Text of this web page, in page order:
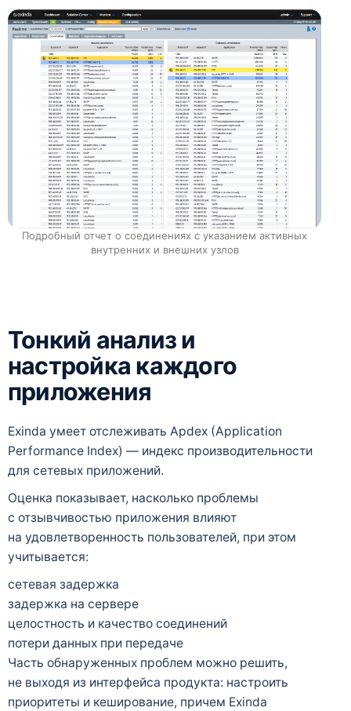
Подробный отчет о соединениях с указанием активных
внутренних и внешних узлов
Тонкий анализ и
настройка каждого
приложения
Exinda умеет отслеживать Apdex (Application
Performance Index) — индекс производительности
для сетевых приложений.
Оценка показывает, насколько проблемы
с отзывчивостью приложения влияют
на удовлетворенность пользователей, при этом
учитывается:
сетевая задержка
задержка на сервере
целостность и качество соединений
потери данных при передаче
Часть обнаруженных проблем можно решить,
не выходя из интерфейса продукта: настроить
приоритеты и кеширование, причем Exinda